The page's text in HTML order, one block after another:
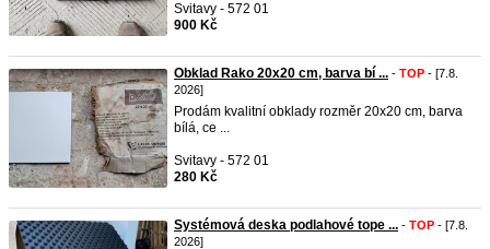
Svitavy - 572 01
900 Kč
Obklad Rako 20x20 cm, barva bí ... - TOP - [7.8.
2026]
Prodám kvalitní obklady rozměr 20x20 cm, barva
bílá, ce ...
Svitavy - 572 01
280 Kč
Systémová deska podlahové tope ... - TOP - [7.8.
2026]